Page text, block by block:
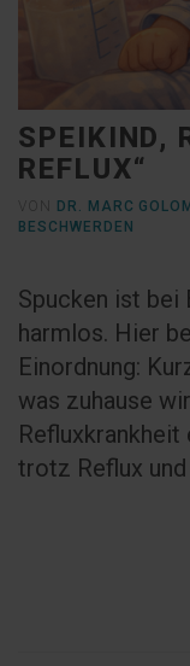
SPEIKIND,
REFLUX“
DR. MARC
BESCHWERDEN
Spucken ist bei
harmlos. Hier
Einordnung:
was zuhause
trotz Reflux